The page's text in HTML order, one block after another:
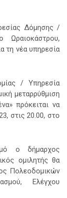
Δόμησης /
Ωραιοκάστρου,
τη νέα υπηρεσία
/ Υπηρεσία
μεταρρύθμιση
πρόκειται να
στις 20.00, στο
ο δήμαρχος
ομιλητής θα
Πολεοδομικών
Ελέγχου